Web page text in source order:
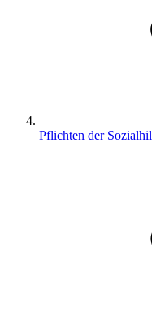
Pflichten der